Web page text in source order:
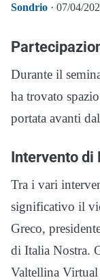
Sondrio · 07/04/
Durante il
ha trovato
portata avanti
Intervento di
Tra i vari
significativo il
Greco,
di Italia Nostra.
Valtellina